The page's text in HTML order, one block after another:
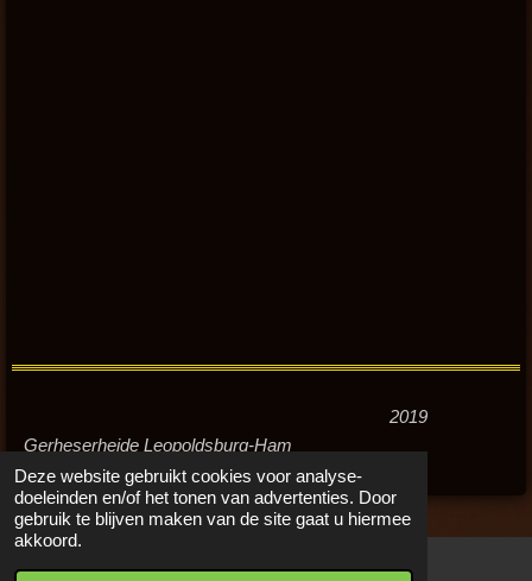
Deze website gebruikt cookies voor analyse-
doeleinden en/of het tonen van advertenties. Door
gebruik te blijven maken van de site gaat u hiermee
akkoord.
2019
Gerheserheide Leopoldsburg-Ham